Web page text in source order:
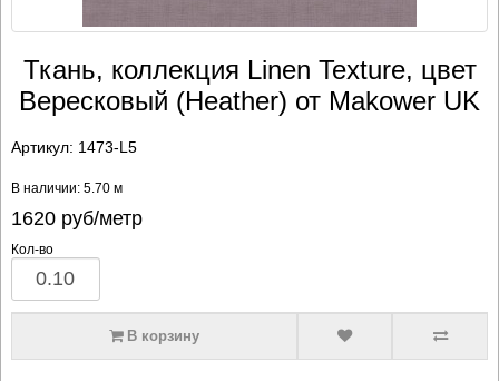
Ткань, коллекция Linen Texture, цвет
Вересковый (Heather) от Makower UK
Артикул: 1473-L5
В наличии: 5.70 м
1620руб/метр
Кол-во
В корзину